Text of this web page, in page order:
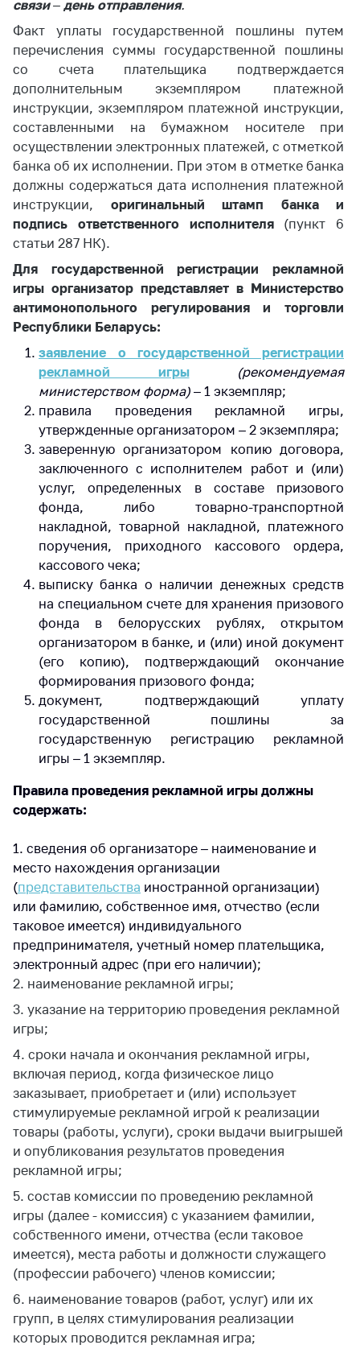
антимонопольного
регулирования и
конкурентной
политики
связи– день отправления.
Факт уплаты государственной пошлины путем
перечисления суммы государственной пошлины
со счета плательщика подтверждается
дополнительным экземпляром платежной
инструкции, экземпляром платежной инструкции,
составленными на бумажном носителе при
осуществлении электронных платежей, с отметкой
банка об их исполнении. При этом в отметке банка
должны содержаться дата исполнения платежной
инструкции, оригинальный штамп банка и
подпись ответственного исполнителя(пункт 6
статьи 287 НК).
Для государственной регистрации рекламной
игры организатор представляет в Министерство
антимонопольного регулирования и торговли
Республики Беларусь:
заявление о государственной регистрации
рекламной игры
(рекомендуемая
министерством форма) – 1 экземпляр;
правила проведения рекламной игры,
утвержденные организатором – 2 экземпляра;
заверенную организатором копию договора,
заключенного с исполнителем работ и (или)
услуг, определенных в составе призового
фонда, либо товарно-транспортной
накладной, товарной накладной, платежного
поручения, приходного кассового ордера,
кассового чека;
выписку банка о наличии денежных средств
на специальном счете для хранения призового
фонда в белорусских рублях, открытом
организатором в банке, и (или) иной документ
(его копию), подтверждающий окончание
формирования призового фонда;
документ, подтверждающий уплату
государственной пошлины за
государственную регистрацию рекламной
игры – 1 экземпляр.
Правила проведения рекламной игры должны
содержать:
1. сведения об организаторе – наименование и
место нахождения организации
(представительства иностранной организации)
или фамилию, собственное имя, отчество (если
таковое имеется) индивидуального
предпринимателя, учетный номер плательщика,
электронный адрес (при его наличии);
2. наименование рекламной игры;
3. указание на территорию проведения рекламной
игры;
4. сроки начала и окончания рекламной игры,
включая период, когда физическое лицо
заказывает, приобретает и (или) использует
стимулируемые рекламной игрой к реализации
товары (работы, услуги), сроки выдачи выигрышей
и опубликования результатов проведения
рекламной игры;
5. состав комиссии по проведению рекламной
игры (далее - комиссия) с указанием фамилии,
собственного имени, отчества (если таковое
имеется), места работы и должности служащего
(профессии рабочего) членов комиссии;
6. наименование товаров (работ, услуг) или их
групп, в целях стимулирования реализации
которых проводится рекламная игра;